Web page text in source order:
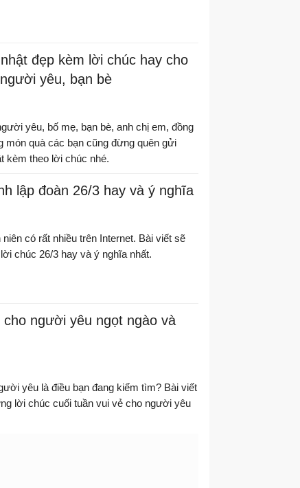
đẹp kèm lời chúc hay cho
yêu, bạn bè
yêu, bố mẹ, bạn bè, anh chị em, đồng
món quà các bạn cũng đừng quên gửi
kèm theo lời chúc nhé.
lập đoàn 26/3 hay và ý nghĩa
có rất nhiều trên Internet. Bài viết sẽ
chúc 26/3 hay và ý nghĩa nhất.
người yêu ngọt ngào và
yêu là điều bạn đang kiếm tìm? Bài viết
lời chúc cuối tuần vui vẻ cho người yêu